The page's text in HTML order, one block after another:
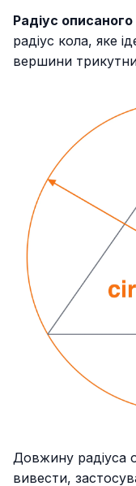
Радіус описаного
радіус кола, яке
вершини
Довжину радіуса
вивести,